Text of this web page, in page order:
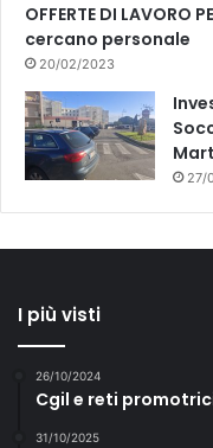
OFFERTE DI LAVORO
cercano personale
20/02/2023
27/
I più visti
26/10/2024
Cgil e reti
31/10/2025